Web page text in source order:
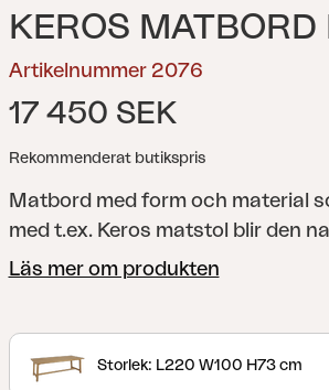
KEROS MATBORD
Artikelnummer 2076
17 450 SEK
Rekommenderat butikspris
Matbord med form och material
med t.ex. Keros matstol blir den
samlingsplatsen. Rejält och
brädor.
Läs mer om produkten
Storlek: L220 W100 H73 cm